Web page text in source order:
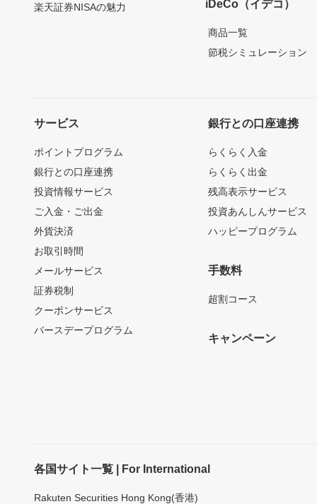
楽天証券NISAの魅力 iDeCo（イデコ）
商品一覧
節税シミュレーション
サービス
ポイントプログラム
銀行との口座連携
投資情報サービス
ご入金・ご出金
外貨決済
お取引時間
メールサービス
証券税制
クーポンサービス
バースデープログラム
銀行との口座連携
らくらく入金
らくらく出金
残高表示サービス
投資あんしんサービス
ハッピープログラム
手数料
超割コース
キャンペーン
各国サイト一覧 | For International
Rakuten Securities Hong Kong(香港)